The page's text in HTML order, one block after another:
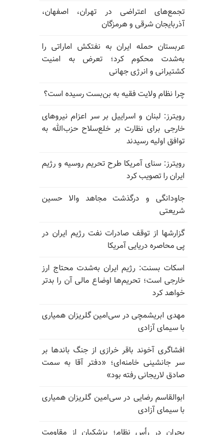
تجمع‌های اعتراضی در تهران، اصفهان،
آذربایجان شرقی و هرمزگان
عربستان حمله ایران به نفتکش اماراتی را
به‌شدت محکوم کرد؛ تعرض به امنیت
کشتیرانی و انرژی جهانی
چرا نظام ولایت فقیه به بن‌بست رسیده است؟
رویترز: لبنان و اسراییل بر سر اعزام نیروهای
خارجی برای نظارت بر خلع‌سلاح حزب‌الله به
توافق اولیه رسیدند
رویترز: سنای آمریکا طرح تحریم روسیه و رژیم
ایران را تصویب کرد
جاودانگی و درگذشت مجاهد والا حسین
شریعتی
گزارشها از توقف صادرات نفت رژیم ایران در
پی محاصره دریایی آمریکا
اسکات بسنت: رژیم ایران به‌شدت محتاج ارز
خارجی است؛ تحریم‌ها اوضاع مالی آن را بدتر
خواهد کرد
مهدی ابریشمچی در سی‌امین گلریزان همیاری
با سیمای آزادی
افشاگری آخوند باقر خرازی از جنگ باندها بر
سر جانشینی خامنه‌ای؛ «دفتر آقا به سمت
صادق لاریجانی رفته بود»
ابوالقاسم رضایی در سی‌امین گلریزان همیاری
با سیمای آزادی